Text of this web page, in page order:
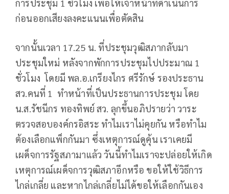
การประชุม 1 ชั่วโมง เพื่อให้เจ้าหน้าที่ดำเนินการ
ก่อนออกเสียงลงคะแนนเพื่อตัดสิน
จากนั้นเวลา 17.25 น. ที่ประชุมวุฒิสภากลับมา
ประชุมใหม่ หลังจากพักการประชุมไปประมาณ 1
ชั่วโมง โดยมี พล.อ.เกรียงไกร ศรีรักษ์ รองประธาน
สว.คนที่ 1 ทำหน้าที่เป็นประธานการประชุม โดย
น.ส.รัชนีกร ทองทิพย์ สว. ลุกขึ้นอภิปรายว่า วาระ
ตรวจสอบองค์กรอิสระ ทำไมเราไม่คุยกัน หรือทำไม
ต้องเลือกแพ็กกันมา ซึ่งเหตุการณ์ดูคุ้น เราเคยมี
เผด็จการรัฐสภามาแล้ว วันนี้ทำไมเราจะปล่อยให้เกิด
เหตุการณ์เผด็จการวุฒิสภาอีกหรือ ขอให้ใช้วิธีการ
ไกล่เกลี่ย และหากไกล่เกลี่ยไม่ได้ขอให้เลือกกันเอง